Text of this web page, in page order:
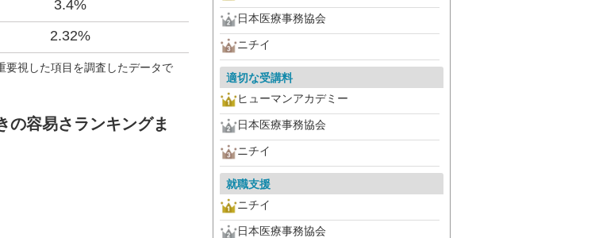
3.4%
2.32%
要視した項目を調査したデータで
の容易さランキングま
日本医療事務協会
ニチイ
適切な受講料
ヒューマンアカデミー
日本医療事務協会
ニチイ
就職支援
ニチイ
日本医療事務協会